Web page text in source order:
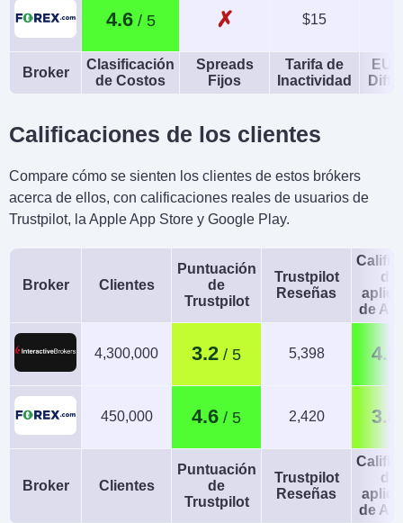
4.6 ✗ $15
Broker
Clasificación
de Costos
Spreads
Fijos
Tarifa de
Inactividad
Calificaciones de los clientes
Compare cómo se sienten los clientes de estos brókers
acerca de ellos, con calificaciones reales de usuarios de
Trustpilot, la Apple App Store y Google Play.
Broker Clientes
Puntuación
de
Trustpilot
Trustpilot
Reseñas
de
de
4,300,000 3.2 5,398 4.5
450,000 4.6 2,420 3.8
Broker Clientes
Puntuación
de
Trustpilot
Trustpilot
Reseñas
de
de